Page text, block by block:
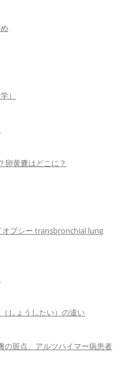
）
卵黄嚢はどこに？
オプシー transbronchial lung
しょうしたい）の違い
の斑点、アルツハイマー病患者